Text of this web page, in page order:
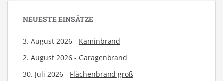
NEUESTE EINSÄTZE
3. August 2026 - Kaminbrand
2. August 2026 - Garagenbrand
30. Juli 2026 - Flächenbrand groß